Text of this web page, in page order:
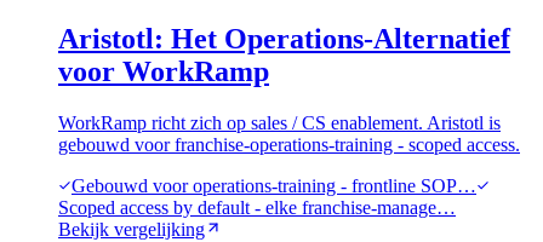
Aristotl: Het Operations-Alternatief
voor WorkRamp
WorkRamp richt zich op sales / CS enablement. Aristotl is
gebouwd voor franchise-operations-training - scoped access.
Gebouwd voor operations-training - frontline SOP…
Scoped access by default - elke franchise-manage…
Bekijk vergelijking